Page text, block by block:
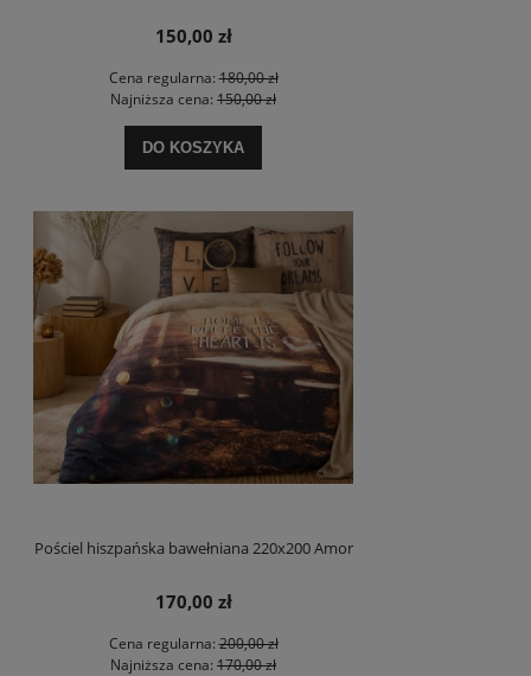
150,00 zł
Cena regularna:180,00 zł
Najniższa cena: 150,00 zł
DO KOSZYKA
Pościel hiszpańska bawełniana 220x200 Amor
170,00 zł
Cena regularna:200,00 zł
Najniższa cena: 170,00 zł